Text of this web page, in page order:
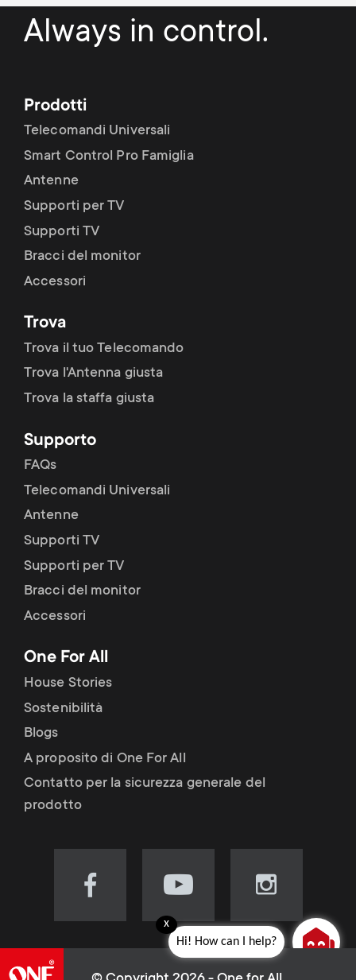
Hi! How can I help?
x
Always in control.
Prodotti
Telecomandi Universali
Smart Control Pro Famiglia
Antenne
Supporti per TV
Supporti TV
Bracci del monitor
Accessori
Trova
Trova il tuo Telecomando
Trova l'Antenna giusta
Trova la staffa giusta
Supporto
FAQs
Telecomandi Universali
Antenne
Supporti TV
Supporti per TV
Bracci del monitor
Accessori
One For All
House Stories
Sostenibilità
Blogs
A proposito di One For All
Contatto per la sicurezza generale del
prodotto
Visit
Facebook
Visit
YouTube
channel
Visit
Instagram
page